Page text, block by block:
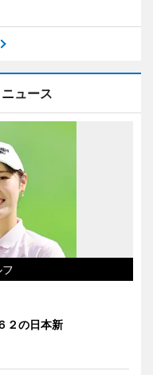
ュース
２の日本新